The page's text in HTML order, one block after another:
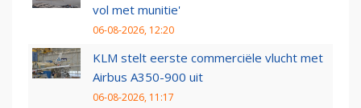
vol met munitie'
06-08-2026, 12:20
KLM stelt eerste commerciële vlucht met
Airbus A350-900 uit
06-08-2026, 11:17